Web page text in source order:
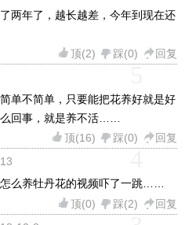
两年了，越长越差，今年到现在还
顶(2) 踩(0)
回复
单不简单，只要能把花养好就是好
回事，就是养不活……
顶(16) 踩(0)
回复
么养牡丹花的视频吓了一跳……
顶(0) 踩(2)
回复